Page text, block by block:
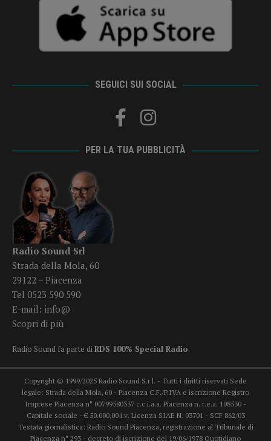
SEGUICI SUI SOCIAL
PER LA TUA PUBBLICITÀ
Radio Sound Srl
Strada della Mola, 60
29122 – Piacenza
Tel 0523 590 590
E-mail: info@
Scopri di più
Radio Sound fa parte diRDS 100% Special Radio.
Copyright © 1999/2025 Radio Sound S.r.l. - Tutti i diritti riservati Sede
legale: Strada della Mola, 60 - Piacenza C.F./P.IVA e iscrizione Registro
Imprese Piacenza n° 00799580337 c.c.i.a.a. Piacenza n. r.e.a. 108530 -
Capitale sociale - € 50.000,00 i.v. Licenza SIAE N. 03701 - SCF 862/03
Testata giornalistica: Radio Sound Piacenza, registrazione al Tribunale di
Piacenza n° 293 - decreto di iscrizione del 19/06/1978 Quotidiano